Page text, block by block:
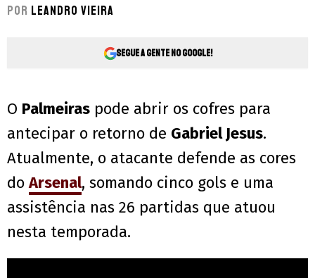
Por Leandro Vieira
Segue a gente no Google!
O Palmeiras pode abrir os cofres para
antecipar o retorno de Gabriel Jesus.
Atualmente, o atacante defende as cores
doArsenal, somando cinco gols e uma
assistência nas 26 partidas que atuou
nesta temporada.